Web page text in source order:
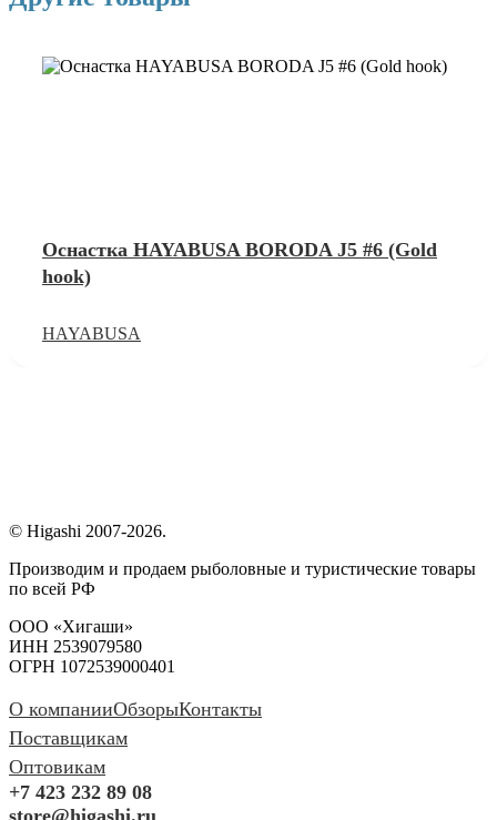
Оснастка HAYABUSA BORODA J5 #6 (Gold
hook)
HAYABUSA
© Higashi 2007-2026.
Производим и продаем рыболовные и туристические товары
по всей РФ
ООО «Хигаши»
ИНН 2539079580
ОГРН 1072539000401
О компанииОбзорыКонтакты
Поставщикам
Оптовикам
+7 423 232 89 08
store@higashi.ru